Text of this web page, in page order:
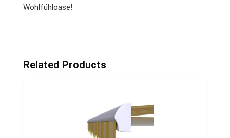
Wohlfühloase!
Related Products